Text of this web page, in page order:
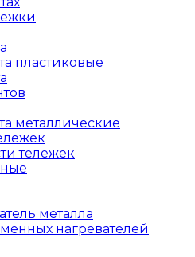
пластиковые
металлические
тележек
металла
нагревателей